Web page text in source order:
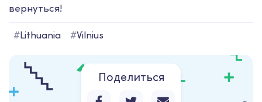
вернуться!
#Lithuania #Vilnius
Поделиться